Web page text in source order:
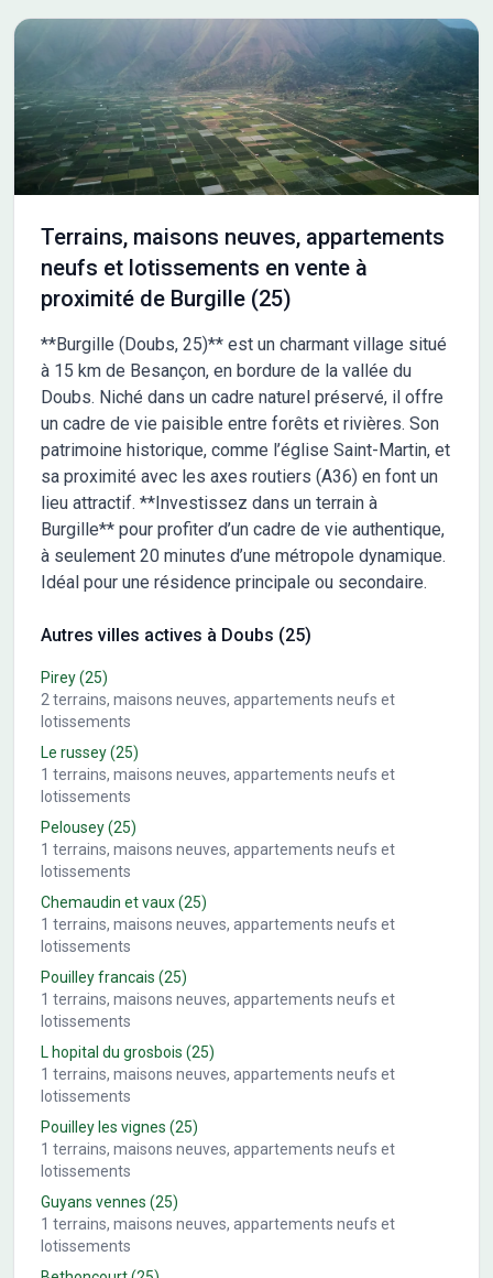
primo-accédants pour l'achat d'un logement en résidence
principale, soumis à conditions de revenus. Les informations
sur l'état des risques auxquels ce bien est exposé sont
disponibles sur le site Géorisques : www.georisques.gouv.fr
Terrains, maisons neuves, appartements
neufs et lotissements en vente à
proximité de Burgille (25)
**Burgille (Doubs, 25)** est un charmant village situé
à 15 km de Besançon, en bordure de la vallée du
Doubs. Niché dans un cadre naturel préservé, il offre
un cadre de vie paisible entre forêts et rivières. Son
patrimoine historique, comme l’église Saint-Martin, et
sa proximité avec les axes routiers (A36) en font un
lieu attractif. **Investissez dans un terrain à
Burgille** pour profiter d’un cadre de vie authentique,
à seulement 20 minutes d’une métropole dynamique.
Idéal pour une résidence principale ou secondaire.
Autres villes actives à Doubs (25)
Pirey(25)
2terrains, maisons neuves, appartements neufs et
lotissements
Le russey(25)
1 terrains, maisons neuves, appartements neufs et
lotissements
Pelousey(25)
1 terrains, maisons neuves, appartements neufs et
lotissements
Chemaudin et vaux(25)
1 terrains, maisons neuves, appartements neufs et
lotissements
Pouilley francais (25)
1 terrains, maisons neuves, appartements neufs et
lotissements
L hopital du grosbois (25)
1 terrains, maisons neuves, appartements neufs et
lotissements
Pouilley les vignes (25)
1 terrains, maisons neuves, appartements neufs et
lotissements
Guyans vennes (25)
1 terrains, maisons neuves, appartements neufs et
lotissements